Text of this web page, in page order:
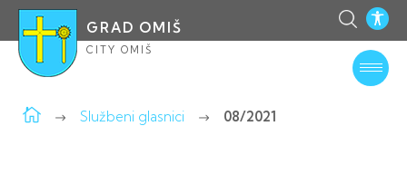
GRAD OMIŠ
CITY OMIŠ
Službeni glasnici 08/2021